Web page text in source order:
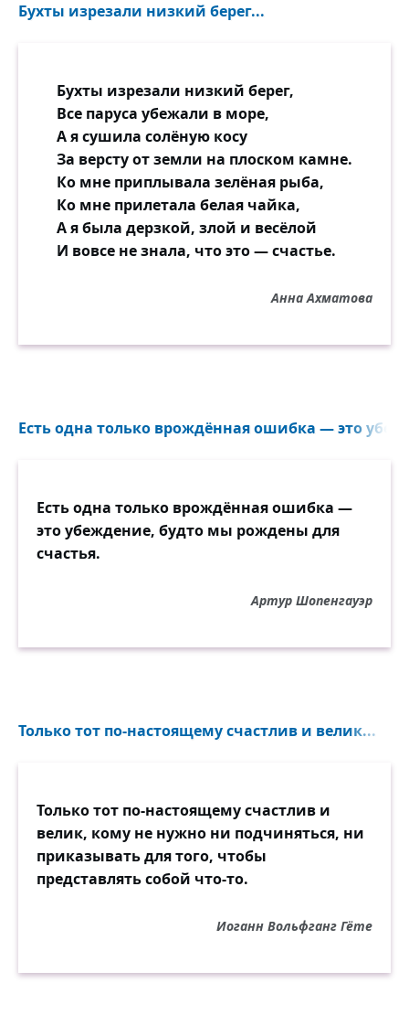
Бухты изрезали низкий берег...
Бухты изрезали низкий берег,
Все паруса убежали в море,
А я сушила солёную косу
За версту от земли на плоском камне.
Ко мне приплывала зелёная рыба,
Ко мне прилетала белая чайка,
А я была дерзкой, злой и весёлой
И вовсе не знала, что это — счастье.
Анна Ахматова
Есть одна только врождённая ошибка — это
Есть одна только врождённая ошибка —
это убеждение, будто мы рождены для
счастья.
Артур Шопенгауэр
Только тот по-настоящему счастлив и велик...
Только тот по-настоящему счастлив и
велик, кому не нужно ни подчиняться, ни
приказывать для того, чтобы
представлять собой что-то.
Иоганн Вольфганг Гёте